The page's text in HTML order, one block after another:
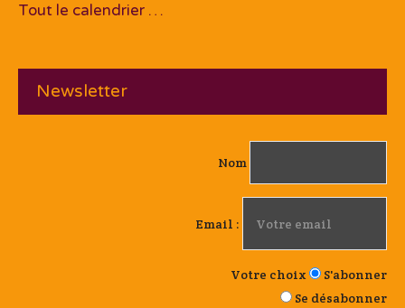
Tout le calendrier …
Newsletter
Nom
Email :
Votre choix
S'abonner
Se désabonner